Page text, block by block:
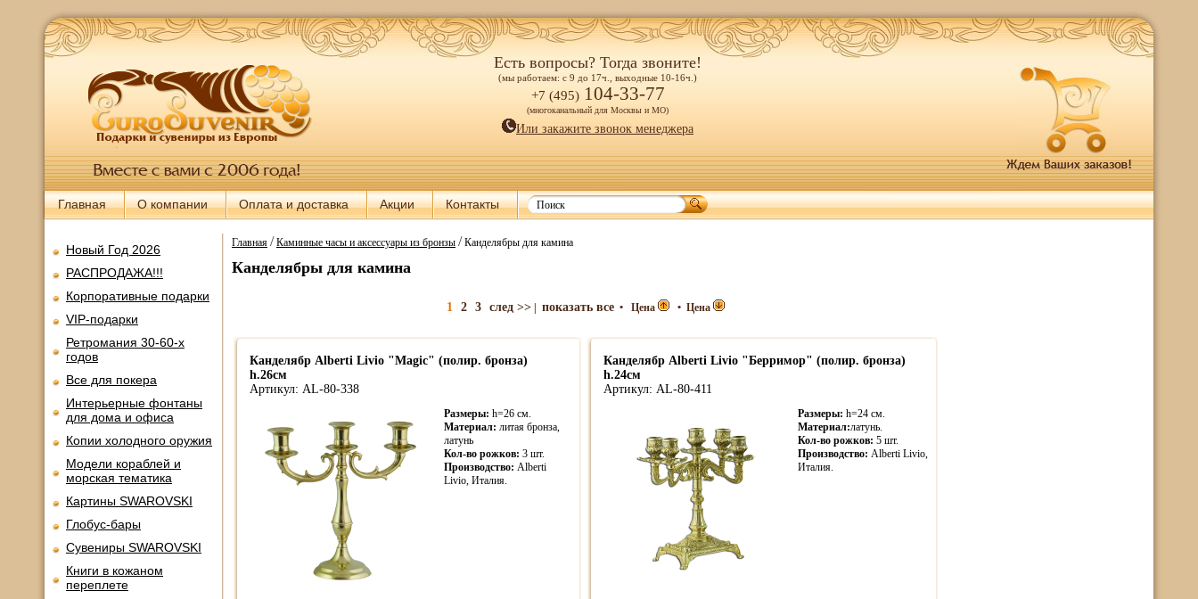
Есть вопросы? Тогда звоните!
(мы работаем: с 9 до 17ч., выходные 10-16ч.)
+7 (495) 104-33-77
(многоканальный для Москвы и МО)
Или закажите звонок менеджера
Главная О компании Оплата и доставка Акции Контакты
Новый Год 2026
РАСПРОДАЖА!!!
Корпоративные подарки
VIP-подарки
Ретромания 30-60-х
годов
Все для покера
Интерьерные фонтаны
для дома и офиса
Копии холодного оружия
Модели кораблей и
морская тематика
Картины SWAROVSKI
Глобус-бары
Сувениры SWAROVSKI
Книги в кожаном
переплете
Главная/Каминные часы и аксессуары из бронзы/Канделябры для камина
Канделябры для камина
1 2 3 след >> показать все • Цена • Цена
Канделябр Alberti Livio "Magic" (полир. бронза)
h.26см
Артикул: AL-80-338
Размеры: h=26 см.
Материал: литая бронза,
латунь
Кол-во рожков: 3 шт.
Производство: Alberti
Livio, Италия.
Канделябр Alberti Livio "Берримор" (полир. бронза)
h.24см
Артикул: AL-80-411
Размеры: h=24 см.
Материал:латунь.
Кол-во рожков: 5 шт.
Производство: Alberti Livio,
Италия.